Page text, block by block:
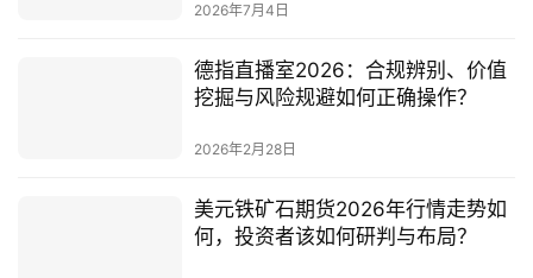
2026年7月4日
德指直播室2026：合规辨别、价值
挖掘与风险规避如何正确操作？
2026年2月28日
美元铁矿石期货2026年行情走势如
何，投资者该如何研判与布局？